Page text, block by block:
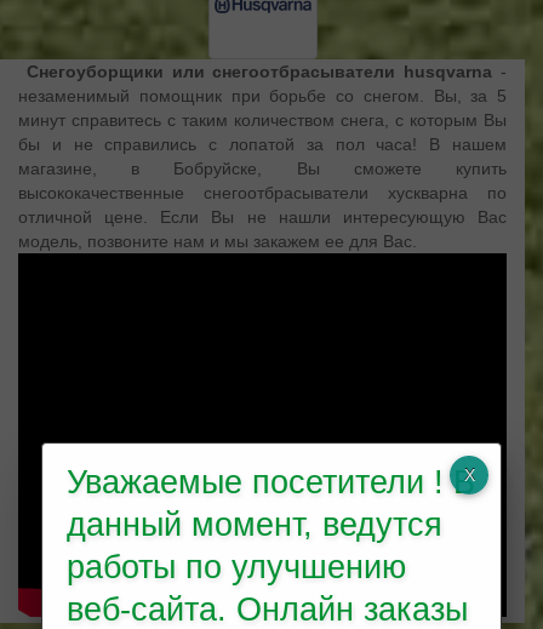
Уважаемые посетители ! В
данный момент, ведутся
работы по улучшению
веб-сайта. Онлайн заказы
Снегоуборщики или снегоотбрасыватели husqvarna -
незаменимый помощник при борьбе со снегом. Вы, за 5
минут справитесь с таким количеством снега, с которым Вы
бы и не справились с лопатой за пол часа! В нашем
магазине, в Бобруйске, Вы сможете купить
высококачественные снегоотбрасыватели хускварна по
отличной цене. Если Вы не нашли интересующую Вас
модель, позвоните нам и мы закажем ее для Вас.